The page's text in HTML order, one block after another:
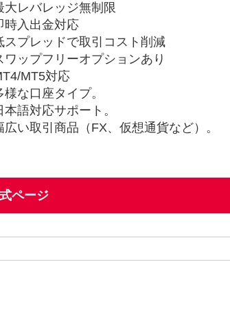
大レバレッジ無制限
時入出金対応
スプレッドで取引コスト削減
ワップフリーオプションあり
MT5対応
様な口座タイプ。
本語対応サポート。
広い取引商品（FX、仮想通貨など）。
ページ